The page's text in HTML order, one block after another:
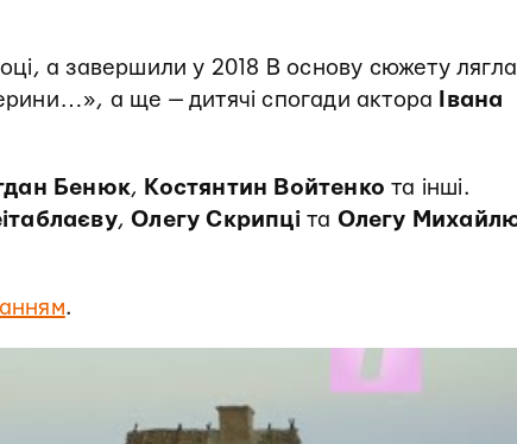
а завершили у 2018 В основу сюжету лягла
а ще — дитячі спогади актора
Івана
Бенюк, Костянтин Войтенко та інші.
,Олегу Скрипціта Олегу
.